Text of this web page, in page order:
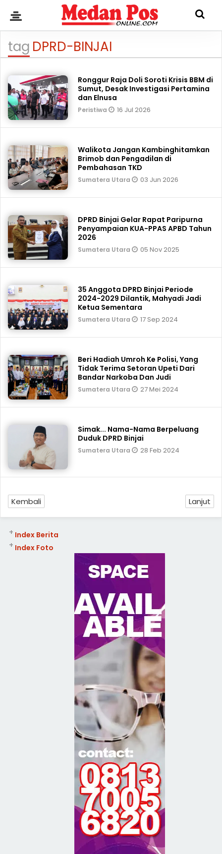
tag DPRD-BINJAI
Ronggur Raja Doli Soroti Krisis BBM di
Sumut, Desak Investigasi Pertamina
dan Elnusa
Peristiwa 16 Jul 2026
Walikota Jangan Kambinghitamkan
Brimob dan Pengadilan di
Pembahasan TKD
Sumatera Utara 03 Jun 2026
DPRD Binjai Gelar Rapat Paripurna
Penyampaian KUA-PPAS APBD Tahun
2026
Sumatera Utara 05 Nov 2025
35 Anggota DPRD Binjai Periode
2024-2029 Dilantik, Mahyadi Jadi
Ketua Sementara
Sumatera Utara 17 Sep 2024
Beri Hadiah Umroh Ke Polisi, Yang
Tidak Terima Setoran Upeti Dari
Bandar Narkoba Dan Judi
Sumatera Utara 27 Mei 2024
Simak... Nama-Nama Berpeluang
Duduk DPRD Binjai
Sumatera Utara 28 Feb 2024
Kembali Lanjut
Index Berita
+
Index Foto
+